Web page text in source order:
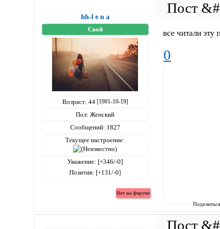
hh-l e n a
Свой
Возраст: 44 [1981-10-19]
Пол: Женский
Сообщений: 1827
Текущее настроение:
Уважение: [+346/-0]
Позитив: [+131/-0]
все читали
0